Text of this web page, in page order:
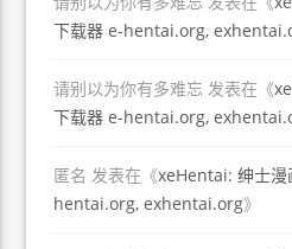
下载器 e-hentai.org,
请别以为你有多难忘 发表在《
下载器 e-hentai.org,
匿名 发表在《xeHentai: 绅士漫
hentai.org, exhentai.org》